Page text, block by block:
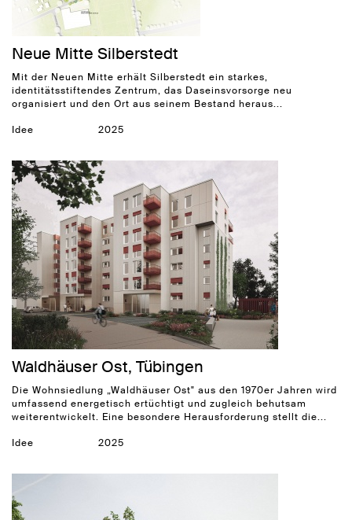
Neue Mitte Silberstedt
Mit der Neuen Mitte erhält Silberstedt ein starkes,
identitätsstiftendes Zentrum, das Daseinsvorsorge neu
organisiert und den Ort aus seinem Bestand heraus...
Idee 2025
Waldhäuser Ost, Tübingen
Die Wohnsiedlung „Waldhäuser Ost" aus den 1970er Jahren wird
umfassend energetisch ertüchtigt und zugleich behutsam
weiterentwickelt. Eine besondere Herausforderung stellt die...
Idee 2025